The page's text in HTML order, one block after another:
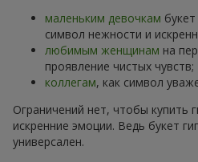
маленьким девочкам
символ нежности и
любимым женщинам на
проявление чистых чувств;
коллегам, как символ
Ограничений нет, чтобы купить
искренние эмоции. Ведь букет
универсален.